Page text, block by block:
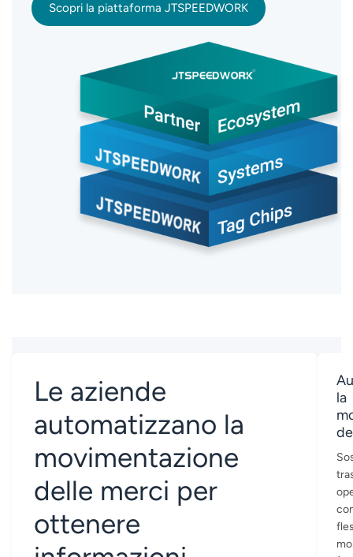
Scopri la piattaforma JTSPEEDWORK
Le aziende
automatizzano la
movimentazione
delle merci per
ottenere
la